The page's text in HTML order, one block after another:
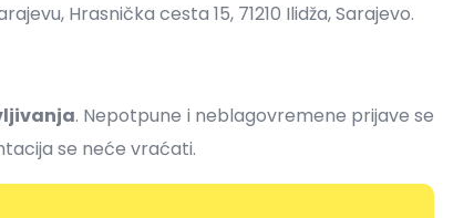
Hrasnička cesta 15, 71210 Ilidža, Sarajevo.
. Nepotpune i neblagovremene prijave se
se neće vraćati.